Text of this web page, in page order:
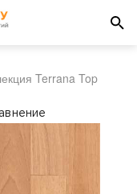
Terrana Top